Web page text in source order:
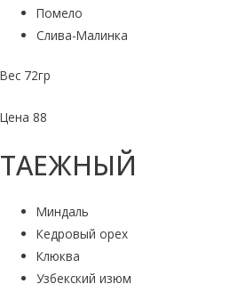
Помело
Слива-Малинка
Вес 72гр
Цена 88
ТАЕЖНЫЙ
Миндаль
Кедровый орех
Клюква
Узбекский изюм